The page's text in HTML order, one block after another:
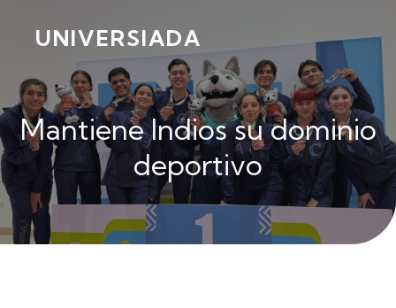
UNIVERSIADA
Mantiene Indios su dominio
deportivo